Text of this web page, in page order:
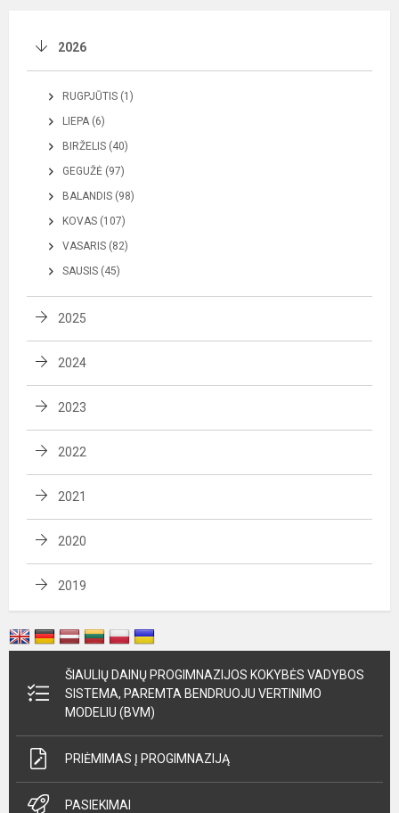
2026
RUGPJŪTIS (1)
LIEPA (6)
BIRŽELIS (40)
GEGUŽĖ (97)
BALANDIS (98)
KOVAS (107)
VASARIS (82)
SAUSIS (45)
2025
2024
2023
2022
2021
2020
2019
ŠIAULIŲ DAINŲ PROGIMNAZIJOS KOKYBĖS VADYBOS
SISTEMA, PAREMTA BENDRUOJU VERTINIMO
MODELIU (BVM)
PRIĖMIMAS Į PROGIMNAZIJĄ
PASIEKIMAI